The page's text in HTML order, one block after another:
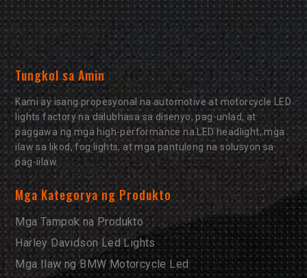
Tungkol sa Amin
Kami ay isang propesyonal na automotive at motorcycle LED
lights factory na dalubhasa sa disenyo, pag-unlad, at
paggawa ng mga high-performance na LED headlight, mga
ilaw sa likod, fog lights, at mga pantulong na solusyon sa
pag-iilaw.
Mga Kategorya ng Produkto
Mga Tampok na Produkto
Harley Davidson Led Lights
Mga Ilaw ng BMW Motorcycle Led